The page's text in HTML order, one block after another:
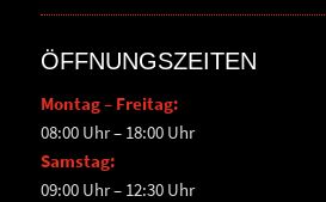
ÖFFNUNGSZEITEN
Montag – Freitag:
08:00 Uhr – 18:00 Uhr
Samstag:
09:00 Uhr – 12:30 Uhr